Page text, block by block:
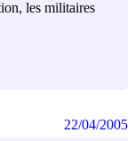
les militaires
22/04/2005